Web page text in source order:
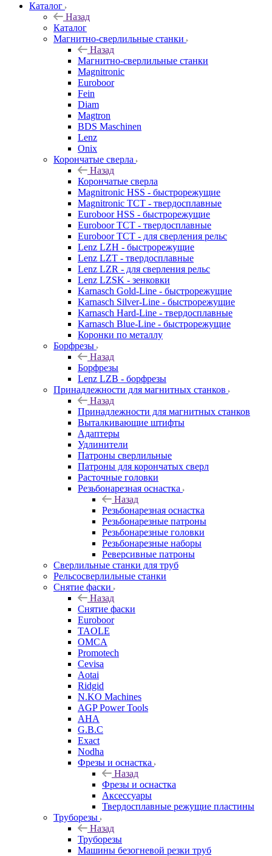
Каталог
Назад
Каталог
Магнитно-сверлильные станки
Назад
Магнитно-сверлильные станки
Magnitronic
Euroboor
Fein
Diam
Magtron
BDS Maschinen
Lenz
Onix
Корончатые сверла
Назад
Корончатые сверла
Magnitronic HSS - быстрорежущие
Magnitronic TCT - твердосплавные
Euroboor HSS - быстрорежущие
Euroboor TCT - твердосплавные
Euroboor TCT - для сверления рельс
Lenz LZH - быстрорежущие
Lenz LZT - твердосплавные
Lenz LZR - для сверления рельс
Lenz LZSK - зенковки
Karnasch Gold-Line - быстрорежущие
Karnasch Silver-Line - быстрорежущие
Karnasch Hard-Line - твердосплавные
Karnasch Blue-Line - быстрорежущие
Коронки по металлу
Борфрезы
Назад
Борфрезы
Lenz LZB - борфрезы
Принадлежности для магнитных станков
Назад
Принадлежности для магнитных станков
Выталкивающие штифты
Адаптеры
Удлинители
Патроны сверлильные
Патроны для корончатых сверл
Расточные головки
Резьбонарезная оснастка
Назад
Резьбонарезная оснастка
Резьбонарезные патроны
Резьбонарезные головки
Резьбонарезные наборы
Реверсивные патроны
Сверлильные станки для труб
Рельсосверлильные станки
Снятие фаски
Назад
Снятие фаски
Euroboor
TAOLE
OMCA
Promotech
Cevisa
Aotai
Ridgid
N.KO Machines
AGP Power Tools
AHA
G.B.C
Exact
Nodha
Фрезы и оснастка
Назад
Фрезы и оснастка
Аксессуары
Твердосплавные режущие пластины
Труборезы
Назад
Труборезы
Машины безогневой резки труб